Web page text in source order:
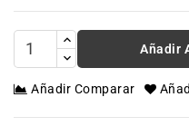
Añadir
Añadir Comparar